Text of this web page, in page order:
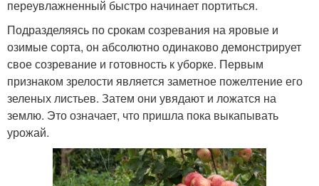
переувлажненный быстро начинает портиться.
Подразделяясь по срокам созревания на яровые и
озимые сорта, он абсолютно одинаково демонстрирует
свое созревание и готовность к уборке. Первым
признаком зрелости является заметное пожелтение его
зеленых листьев. Затем они увядают и ложатся на
землю. Это означает, что пришла пока выкапывать
урожай.